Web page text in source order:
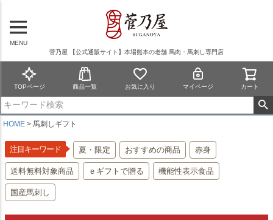
MENU
菅乃屋 【公式通販サイト】本場熊本の老舗 馬肉・馬刺し専門店
TOPページ 商品一覧 お気に入り マイページ カート
HOME 馬刺しギフト
注目キーワード 夏・限定 おすすめの商品 赤身
送料無料対象商品 ｅギフトで贈る 機能性表示食品
国産馬刺し